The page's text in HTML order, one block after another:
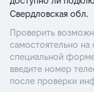
Свердловская обл.
Проверить
самостоятельно на
специальной
введите номер
после проверки